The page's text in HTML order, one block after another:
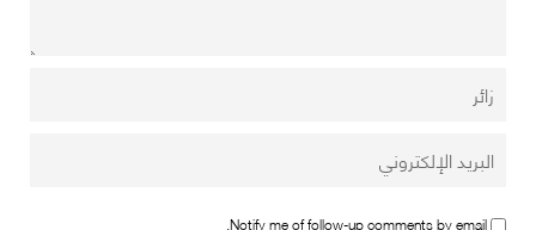
Notify me of follow-up comments by email.